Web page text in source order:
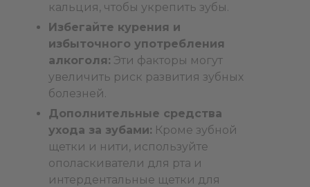
кальция, чтобы укрепить зубы.
Избегайте курения и
избыточного употребления
алкоголя: Эти факторы могут
увеличить риск развития зубных
болезней.
Дополнительные средства
ухода за зубами: Кроме зубной
щетки и нити, используйте
ополаскиватели для рта и
интердентальные щетки для